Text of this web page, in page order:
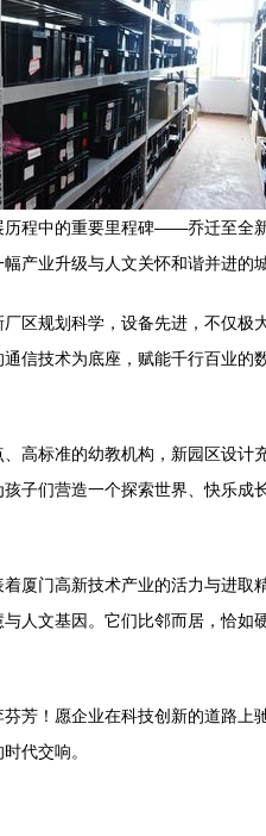
程中的重要里程碑——乔迁至全
产业升级与人文关怀和谐并进的
区规划科学，设备先进，不仅
信技术为底座，赋能千行百业
高标准的幼教机构，新园区设
子们营造一个探索世界、快乐
厦门高新技术产业的活力与进
人文基因。它们比邻而居，恰
芳！愿企业在科技创新的道路
代交响。